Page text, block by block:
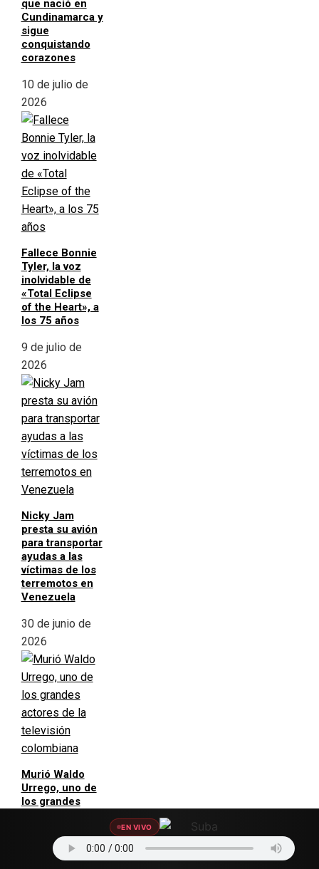
que nació en
Cundinamarca y
sigue
conquistando
corazones
10 de julio de
2026
Fallece Bonnie
Tyler, la voz
inolvidable de
«Total Eclipse
of the Heart», a
los 75 años
9 de julio de
2026
Nicky Jam
presta su avión
para transportar
ayudas a las
víctimas de los
terremotos en
Venezuela
30 de junio de
2026
Murió Waldo
Urrego, uno de
los grandes
colombiana
EN VIVO